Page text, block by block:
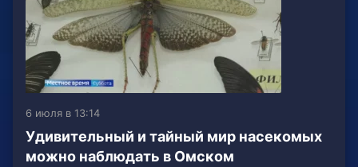
6 июля в 13:14
Удивительный и тайный мир насекомых
можно наблюдать в Омском